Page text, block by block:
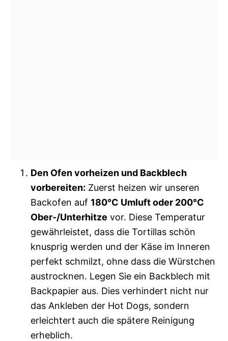
Den Ofen vorheizen und Backblech
vorbereiten: Zuerst heizen wir unseren
Backofen auf 180°C Umluft oder 200°C
Ober-/Unterhitze vor. Diese Temperatur
gewährleistet, dass die Tortillas schön
knusprig werden und der Käse im Inneren
perfekt schmilzt, ohne dass die Würstchen
austrocknen. Legen Sie ein Backblech mit
Backpapier aus. Dies verhindert nicht nur
das Ankleben der Hot Dogs, sondern
erleichtert auch die spätere Reinigung
erheblich.